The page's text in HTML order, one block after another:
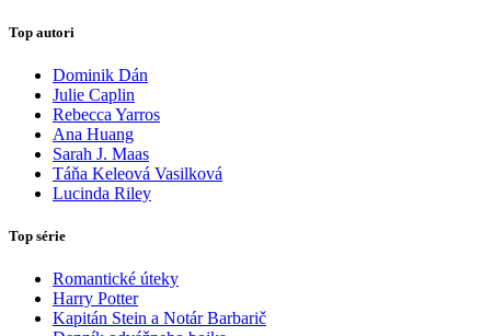
Top autori
Dominik Dán
Julie Caplin
Rebecca Yarros
Ana Huang
Sarah J. Maas
Táňa Keleová Vasilková
Lucinda Riley
Top série
Romantické úteky
Harry Potter
Kapitán Stein a Notár Barbarič